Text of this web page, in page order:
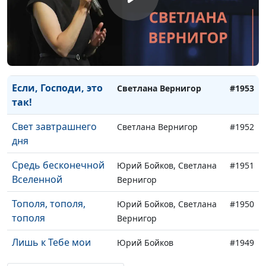
лучами своими
звезда
В минуты скорби и
печали
Светлана Вернигор
Если, Господи, это
так!
Светлана Вернигор #1953
Свет завтрашнего
дня
Светлана Вернигор #1952
Средь бесконечной
Вселенной
Юрий Бойков, Светлана
Вернигор
#1951
Тополя, тополя,
тополя
Юрий Бойков, Светлана
Вернигор
#1950
Лишь к Тебе мои
Юрий Бойков #1949